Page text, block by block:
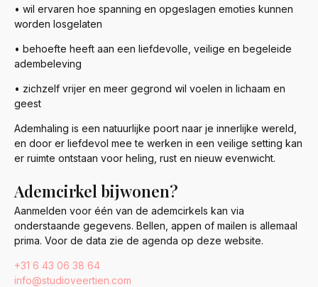
• wil ervaren hoe spanning en opgeslagen emoties kunnen
worden losgelaten
• behoefte heeft aan een liefdevolle, veilige en begeleide
adembeleving
• zichzelf vrijer en meer gegrond wil voelen in lichaam en
geest
Ademhaling is een natuurlijke poort naar je innerlijke wereld,
en door er liefdevol mee te werken in een veilige setting kan
er ruimte ontstaan voor heling, rust en nieuw evenwicht.
Ademcirkel bijwonen?
Aanmelden voor één van de ademcirkels kan via
onderstaande gegevens. Bellen, appen of mailen is allemaal
prima. Voor de data zie de agenda op deze website.
+31 6 43 06 38 64
info@studioveertien.com